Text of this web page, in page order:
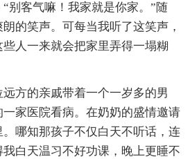
别客气嘛！我家就是你家。”随
的笑声。可每当我听了这笑声，
人一来就会把家里弄得一塌糊
方的亲戚带着一个一岁多的男
家医院看病。在奶奶的盛情邀请
哪知那孩子不仅白天不听话，连
白天温习不好功课，晚上更睡不